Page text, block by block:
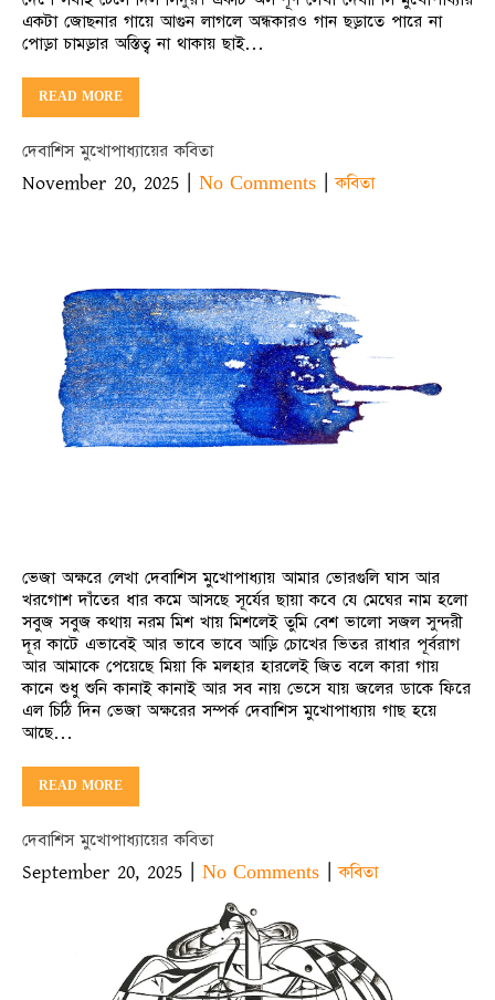
একটা জোছনার গায়ে আগুন লাগলে অন্ধকারও গান ছড়াতে পারে না
পোড়া চামড়ার অস্তিত্ব না থাকায় ছাই…
READ MORE
দেবাশিস মুখোপাধ্যায়ের কবিতা
November 20, 2025 | No Comments |কবিতা
ভেজা অক্ষরে লেখা দেবাশিস মুখোপাধ্যায় আমার ভোরগুলি ঘাস আর
খরগোশ দাঁতের ধার কমে আসছে সূর্যের ছায়া কবে যে মেঘের নাম হলো
সবুজ সবুজ কথায় নরম মিশ খায় মিশলেই তুমি বেশ ভালো সজল সুন্দরী
দূর কাটে এভাবেই আর ভাবে ভাবে আড়ি চোখের ভিতর রাধার পূর্বরাগ
আর আমাকে পেয়েছে মিয়া কি মলহার হারলেই জিত বলে কারা গায়
কানে শুধু শুনি কানাই কানাই আর সব নায় ভেসে যায় জলের ডাকে ফিরে
এল চিঠি দিন ভেজা অক্ষরের সম্পর্ক দেবাশিস মুখোপাধ্যায় গাছ হয়ে
আছে…
READ MORE
দেবাশিস মুখোপাধ্যায়ের কবিতা
September 20, 2025 No Comments |কবিতা